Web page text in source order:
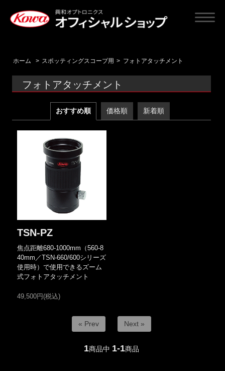
ホーム > スポッティングスコープ用 > フォトアタッチメント
フォトアタッチメント
おすすめ順 価格順 新着順
TSN-PZ
焦点距離680-1000mm（560-8
40mm／TSN-660/600シリーズ
使用時）で使用できるズーム
式フォトアタッチメント
49,500円(税込)
« Prev Next »
1商品中 1-1商品